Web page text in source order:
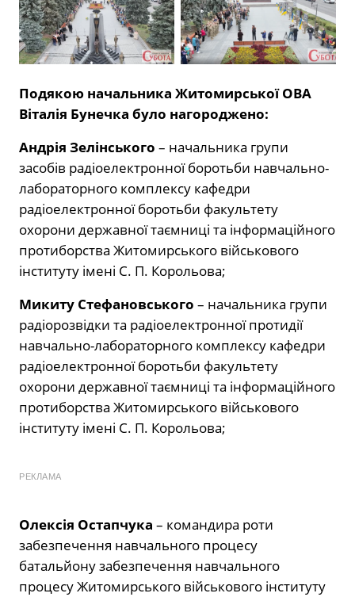
Подякою начальника Житомирської ОВА
Віталія Бунечка було нагороджено:
Андрія Зелінського – начальника групи
засобів радіоелектронної боротьби навчально-
лабораторного комплексу кафедри
радіоелектронної боротьби факультету
охорони державної таємниці та інформаційного
протиборства Житомирського військового
інституту імені С. П. Корольова;
Микиту Стефановського – начальника групи
радіорозвідки та радіоелектронної протидії
навчально-лабораторного комплексу кафедри
радіоелектронної боротьби факультету
охорони державної таємниці та інформаційного
протиборства Житомирського військового
інституту імені С. П. Корольова;
РЕКЛАМА
Олексія Остапчука – командира роти
забезпечення навчального процесу
батальйону забезпечення навчального
процесу Житомирського військового інституту